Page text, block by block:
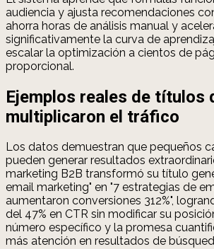
audiencia y ajusta recomendaciones
ahorra horas de análisis manual y
significativamente la curva de
escalar la optimización a cientos de
proporcional.
Ejemplos reales de títulos
multiplicaron el tráfico
Los datos demuestran que pequeños
pueden generar resultados
marketing B2B transformó su título
email marketing" en "7 estrategias de
aumentaron conversiones 312%",
del 47% en CTR sin modificar su
número específico y la promesa
más atención en resultados de